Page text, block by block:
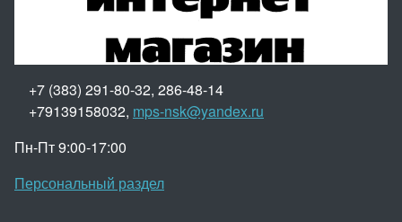
+7 (383) 291-80-32, 286-48-14
+79139158032, mps-nsk@yandex.ru
Пн-Пт 9:00-17:00
Персональный раздел